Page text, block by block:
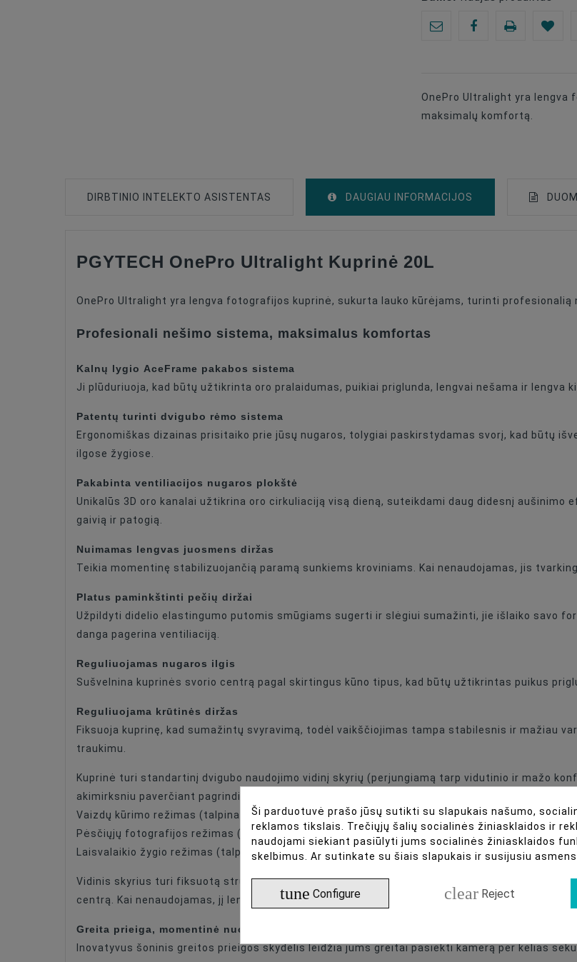
OnePro Ultralight yra
maksimalų komfortą.
DIRBTINIO INTELEKTO ASISTENTAS DAUGIAU INFORMACIJOS
Type Of Product Backpack
Waterproof
PGYTECH OnePro Ultralight Kuprinė 20L
OnePro Ultralight yra lengva fotografijos kuprinė, sukurta lauko kūrėjams, turinti profesionalią
Profesionali nešimo sistema, maksimalus komfortas
Kalnų lygio AceFrame pakabos sistema
Ji plūduriuoja, kad būtų užtikrinta oro pralaidumas, puikiai priglunda, lengvai nešama ir lengva
Patentų turinti dvigubo rėmo sistema
Ergonomiškas dizainas prisitaiko prie jūsų nugaros, tolygiai paskirstydamas svorį, kad būtų
ilgose žygiose.
Pakabinta ventiliacijos nugaros plokštė
Unikalūs 3D oro kanalai užtikrina oro cirkuliaciją visą dieną, suteikdami daug didesnį aušinimo
gaivią ir patogią.
Nuimamas lengvas juosmens diržas
Teikia momentinę stabilizuojančią paramą sunkiems kroviniams. Kai nenaudojamas, jis
Platus paminkštinti pečių diržai
Užpildyti didelio elastingumo putomis smūgiams sugerti ir slėgiui sumažinti, jie išlaiko savo
danga pagerina ventiliaciją.
Reguliuojamas nugaros ilgis
Sušvelnina kuprinės svorio centrą pagal skirtingus kūno tipus, kad būtų užtikrintas puikus
Reguliuojama krūtinės diržas
Fiksuoja kuprinę, kad sumažintų svyravimą, todėl vaikščiojimas tampa stabilesnis ir mažiau
traukimu.
Kuprinė turi standartinį dvigubo naudojimo vidinį skyrių (perjungiamą tarp vidutinio ir mažo
akimirksniu paverčiant pagrindinę kuprinę į universalią lauko kuprinę.
Vaizdų kūrimo režimas (talpina 2 kameras ir 3 objektyvus)
Pėsčiųjų fotografijos režimas (talpina 1 kamerą ir 2 objektyvus)
Laisvalaikio žygio režimas (talpina kasdienius daiktus ir drabužius)
Vidinis skyrius turi fiksuotą struktūrą, kuri tvirtai priglunda prie kuprinės vidaus, užkirsdama
centrą. Kai nenaudojamas, jį lengva nuimti.
Greita prieiga, momentinė nuotrauka
Inovatyvus šoninis greitos prieigos skydelis leidžia jums greitai pasiekti kamerą per kelias
Ši parduotuvė prašo jūsų sutikti su slapukais našumo,
reklamos tikslais. Trečiųjų šalių socialinės žiniasklaidos ir
naudojami siekiant pasiūlyti jums socialinės žiniasklaidos
skelbimus. Ar sutinkate su šiais slapukais ir susijusiu
tune Configure clear Reject